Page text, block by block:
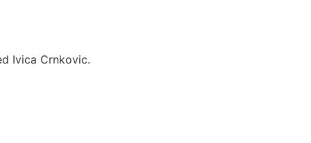
Ivica Crnkovic.